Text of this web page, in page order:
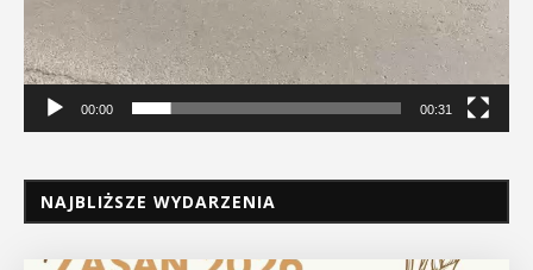
00:00 00:31
NAJBLIŻSZE WYDARZENIA